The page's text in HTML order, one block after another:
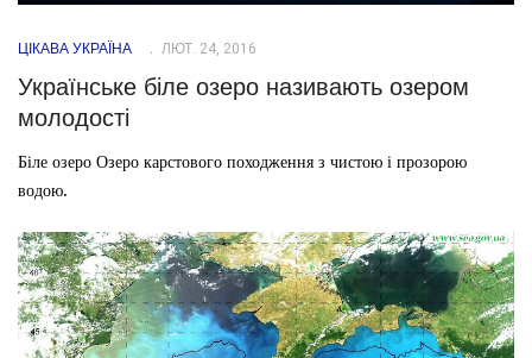
ЦІКАВА УКРАЇНА ЛЮТ. 24, 2016
Українське біле озеро називають озером
молодості
Біле озеро Озеро карстового походження з чистою і прозорою
водою.